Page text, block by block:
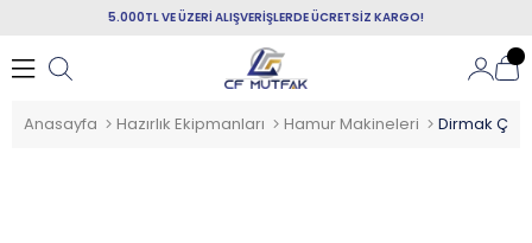
5.000TL VE ÜZERİ ALIŞVERİŞLERDE ÜCRETSİZ KARGO!
Anasayfa Hazırlık Ekipmanları Hamur Makineleri Dirmak